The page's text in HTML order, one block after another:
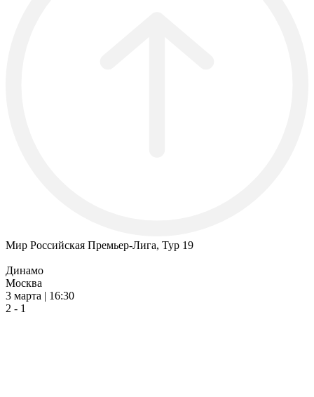
Мир Российская Премьер-Лига, Тур 19
Динамо
Москва
3 марта | 16:30
2 - 1